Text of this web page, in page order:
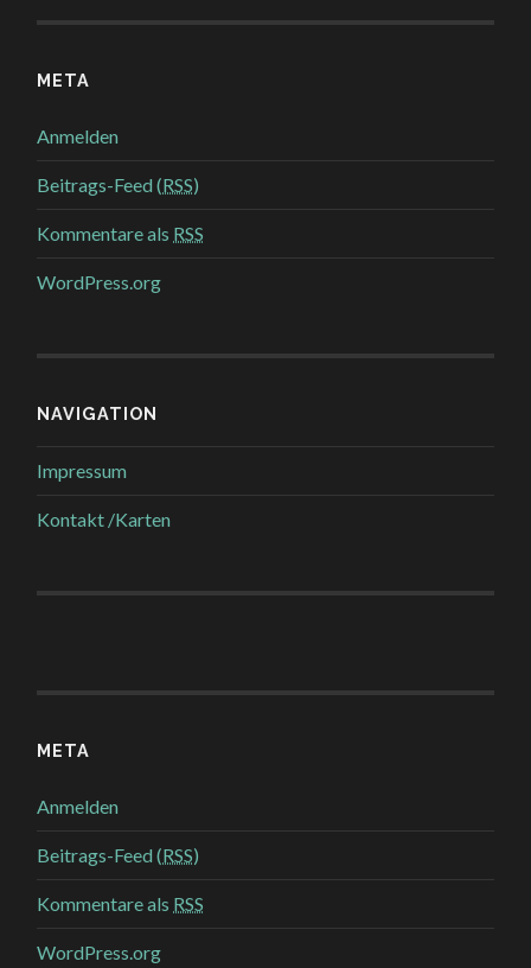
META
Anmelden
Beitrags-Feed (RSS)
Kommentare als RSS
WordPress.org
NAVIGATION
Impressum
Kontakt /Karten
META
Anmelden
Beitrags-Feed (RSS)
Kommentare als RSS
WordPress.org